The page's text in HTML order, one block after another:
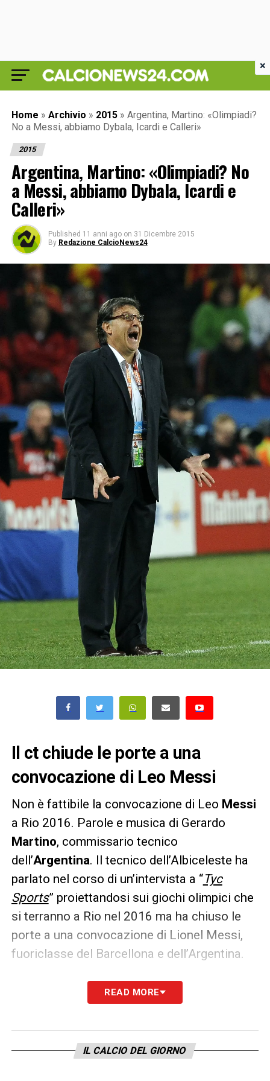
Home » Archivio » 2015 » Argentina, Martino: «Olimpiadi?
No a Messi, abbiamo Dybala, Icardi e Calleri»
2015
Argentina, Martino: «Olimpiadi? No
a Messi, abbiamo Dybala, Icardi e
Calleri»
Published 11 anni ago on 31 Dicembre 2015
By Redazione CalcioNews24
Il ct chiude le porte a una
convocazione di Leo Messi
Non è fattibile la convocazione di Leo Messi
a Rio 2016. Parole e musica di Gerardo
Martino, commissario tecnico
dell’Argentina. Il tecnico dell’Albiceleste ha
parlato nel corso di un’intervista a “Tyc
Sports” proiettandosi sui giochi olimpici che
si terranno a Rio nel 2016 ma ha chiuso le
porte a una convocazione di Lionel Messi,
fuoriclasse del Barcellona e dell’Argentina.
Martino ha parlato bene di due
attaccanti della nostra serie A,Icardi
protagonista futuro del nostro campionato,
in procinto di dire addio al Boca Juniors per
READ MORE
IL CALCIO DEL GIORNO
×